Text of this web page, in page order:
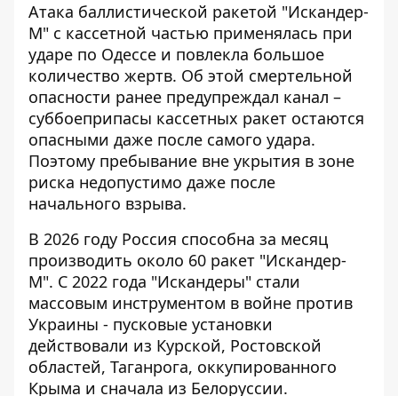
Атака баллистической ракетой "Искандер-
М" с кассетной частью применялась при
ударе по Одессе и повлекла большое
количество жертв. Об этой смертельной
опасности ранее предупреждал канал –
суббоеприпасы кассетных ракет остаются
опасными даже после самого удара.
Поэтому пребывание вне укрытия в зоне
риска недопустимо даже после
начального взрыва.
В 2026 году Россия способна за месяц
производить около 60 ракет "Искандер-
М". С 2022 года "Искандеры" стали
массовым инструментом в войне против
Украины - пусковые установки
действовали из Курской, Ростовской
областей, Таганрога, оккупированного
Крыма и сначала из Белоруссии.